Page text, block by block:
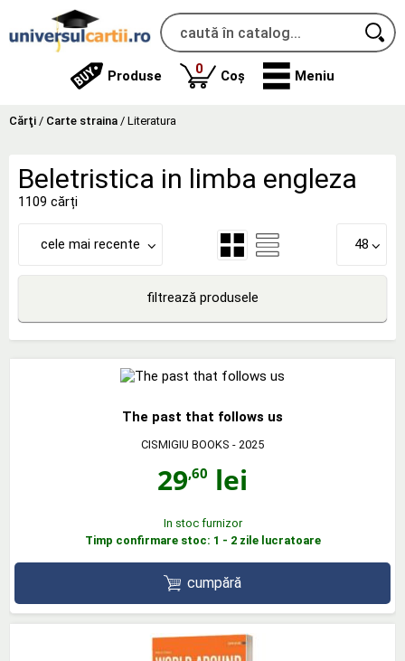
Produse 0produse
Coș Meniu
Cărţi / Carte straina / Literatura
Beletristica in limba engleza
1109 cărți
cele mai recente 48
filtrează produsele
The past that follows us
CISMIGIU BOOKS - 2025
29,60 lei
In stoc furnizor
Timp confirmare stoc: 1 - 2 zile lucratoare
cumpără